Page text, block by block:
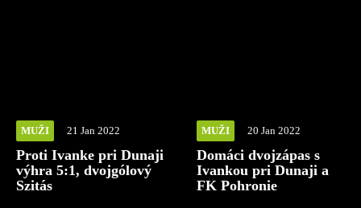
MUŽI 21 Jan 2022
Proti Ivanke pri Dunaji
výhra 5:1, dvojgólový
Szitás
MUŽI 20 Jan 2022
Domáci dvojzápas s
Ivankou pri Dunaji a
FK Pohronie